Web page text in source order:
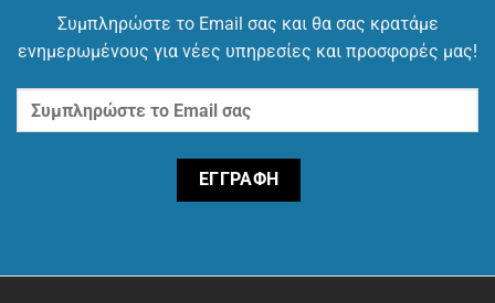
Συμπληρώστε το Email σας και θα σας κρατάμε
ενημερωμένους για νέες υπηρεσίες και προσφορές μας!